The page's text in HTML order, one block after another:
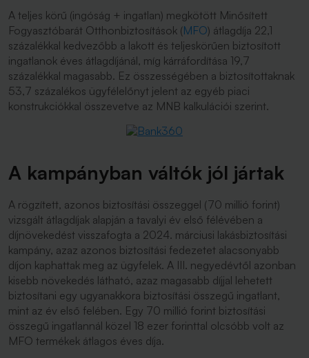
A teljes körű (ingóság + ingatlan) megkötött Minősített
Fogyasztóbarát Otthonbiztosítások (MFO) átlagdíja 22,1
százalékkal kedvezőbb a lakott és teljeskörűen biztosított
ingatlanok éves átlagdíjánál, míg kárráfordítása 19,7
százalékkal magasabb. Ez összességében a biztosítottaknak
53,7 százalékos ügyfélelőnyt jelent az egyéb piaci
konstrukciókkal összevetve az MNB kalkulációi szerint.
A kampányban váltók jól jártak
A rögzített, azonos biztosítási összeggel (70 millió forint)
vizsgált átlagdíjak alapján a tavalyi év első félévében a
díjnövekedést visszafogta a 2024. márciusi lakásbiztosítási
kampány, azaz azonos biztosítási fedezetet alacsonyabb
díjon kaphattak meg az ügyfelek. A III. negyedévtől azonban
kisebb növekedés látható, azaz magasabb díjjal lehetett
biztosítani egy ugyanakkora biztosítási összegű ingatlant,
mint az év első felében. Egy 70 millió forint biztosítási
összegű ingatlannál közel 18 ezer forinttal olcsóbb volt az
MFO termékek átlagos éves díja.